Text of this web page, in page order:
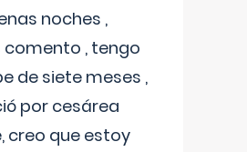
noches ,
comento , tengo
de siete meses ,
por cesárea
creo que estoy